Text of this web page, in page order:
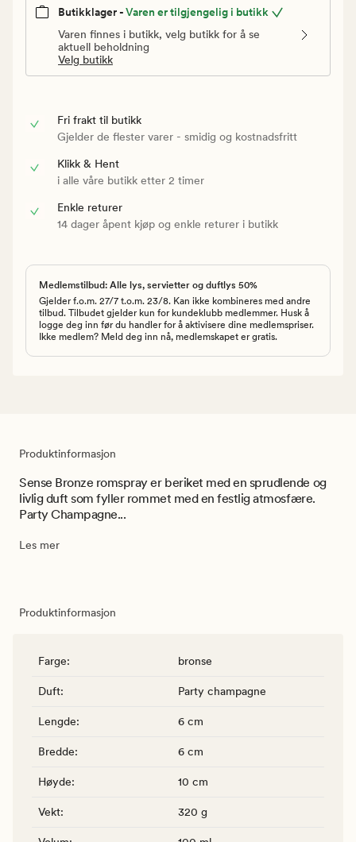
Butikklager -Varen er tilgjengelig i butikk
Varen finnes i butikk, velg butikk for å se
aktuell beholdning
Velg butikk
Fri frakt til butikk
Gjelder de flester varer - smidig og kostnadsfritt
Klikk & Hent
i alle våre butikk etter 2 timer
Enkle returer
14 dager åpent kjøp og enkle returer i butikk
Medlemstilbud: Alle lys, servietter og duftlys 50%
Gjelder f.o.m. 27/7 t.o.m. 23/8. Kan ikke kombineres med andre
tilbud. Tilbudet gjelder kun for kundeklubb medlemmer. Husk å
logge deg inn før du handler for å aktivisere dine medlemspriser.
Ikke medlem? Meld deg inn nå, medlemskapet er gratis.
Produktinformasjon
Sense Bronze romspray er beriket med en sprudlende og
livlig duft som fyller rommet med en festlig atmosfære.
Party Champagne...
Les mer
Produktinformasjon
Farge: bronse
Duft: Party champagne
Lengde: 6 cm
Bredde: 6 cm
Høyde: 10 cm
Vekt: 320 g